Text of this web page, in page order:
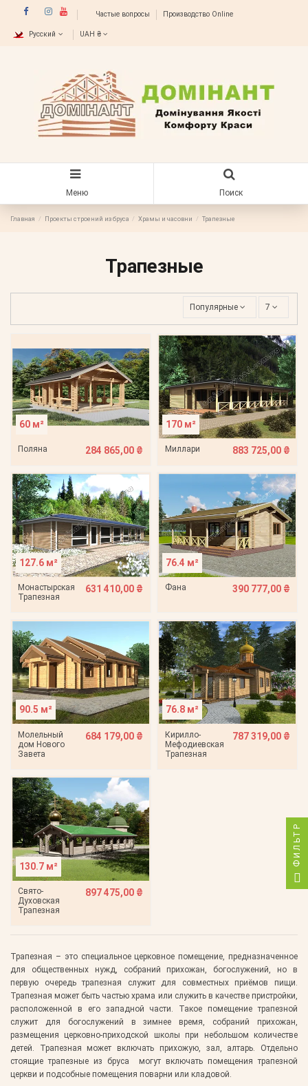
Частые вопросы Производство Online
Русский UAH ₴
Меню Поиск
Главная Проекты строений из бруса Храмы и часовни Трапезные
Трапезные
Популярные 7
60 м²
Поляна 284 865,00 ₴
170 м²
Миллари 883 725,00 ₴
127.6 м²
Монастырская
Трапезная
631 410,00 ₴
76.4 м²
Фана 390 777,00 ₴
90.5 м²
Молельный
дом Нового
Завета
684 179,00 ₴
76.8 м²
Кирилло-
Мефодиевская
Трапезная
787 319,00 ₴
130.7 м²
Свято-
Духовская
Трапезная
897 475,00 ₴
Трапезная – это специальное церковное помещение, предназначенное
для общественных нужд, собраний прихожан, богослужений, но в
первую очередь трапезная служит для совместных приёмов пищи.
Трапезная может быть частью храма или служить в качестве пристройки,
расположенной в его западной части. Такое помещение трапезной
служит для богослужений в зимнее время, собраний прихожан,
размещения церковно-приходской школы при небольшом количестве
детей. Трапезная может включать прихожую, зал, алтарь. Отдельно
стоящие трапезные из бруса могут включать помещения трапезной
церкви и подсобные помещения поварни или кладовой.
ФИЛЬТР